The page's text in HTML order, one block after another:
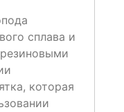
сплава и
которая